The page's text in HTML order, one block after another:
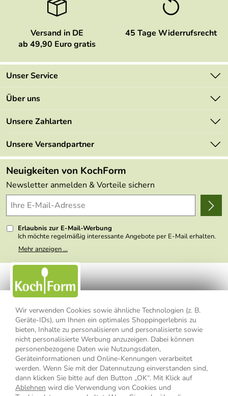
Wir verwenden Cookies sowie ähnliche Technologien (z. B.
Geräte-IDs), um Ihnen ein optimales Shoppingerlebnis zu
bieten, Inhalte zu personalisieren und personalisierte sowie
nicht personalisierte Werbung anzuzeigen. Dabei können
personenbezogene Daten wie Nutzungsdaten,
Geräteinformationen und Online-Kennungen verarbeitet
werden. Wenn Sie mit der Datennutzung einverstanden sind,
dann klicken Sie bitte auf den Button „OK“. Mit Klick auf
Ablehnen wird die Verwendung von Cookies und
Versand in DE
ab 49,90 Euro gratis
45 Tage Widerrufsrecht
Unser Service
Kontakt
Mehrwertsteuerfrei
Retourenportal
FAQs
Lieferbedingungen
Delivery Terms
Kundenlogin
Über uns
Marken
Angebote
Made in Germany
Themen
Wir über uns
Presse
Unsere Zahlarten
Unsere Versandpartner
Neuigkeiten von KochForm
Newsletter anmelden & Vorteile sichern
Erlaubnis zur E-Mail-Werbung
Ich möchte regelmäßig interessante Angebote per E-Mail erhalten.
Meine E-Mail-Adresse wird nicht an andere Unternehmen
weitergegeben. Zu statistischen Zwecken wird in anonymer Form
nicht erkennbar, welche konkrete Person geklickt hat. Diese
Einwilligung zur Nutzung meiner E-Mail- Adresse für Werbezwecke
kann ich jederzeit mit Wirkung für die Zukunft widerrufen, indem ich
den Link "Abmelden" am Ende des Newsletters anklicke oder die
Option Newsletter im Mitgliederbereich deaktiviere. Die
Mehr anzeigen ...
Impressum Datenschutzerklärung
AGB
Widerrufsbelehrung
Widerrufsformular
Vertrag widerrufen